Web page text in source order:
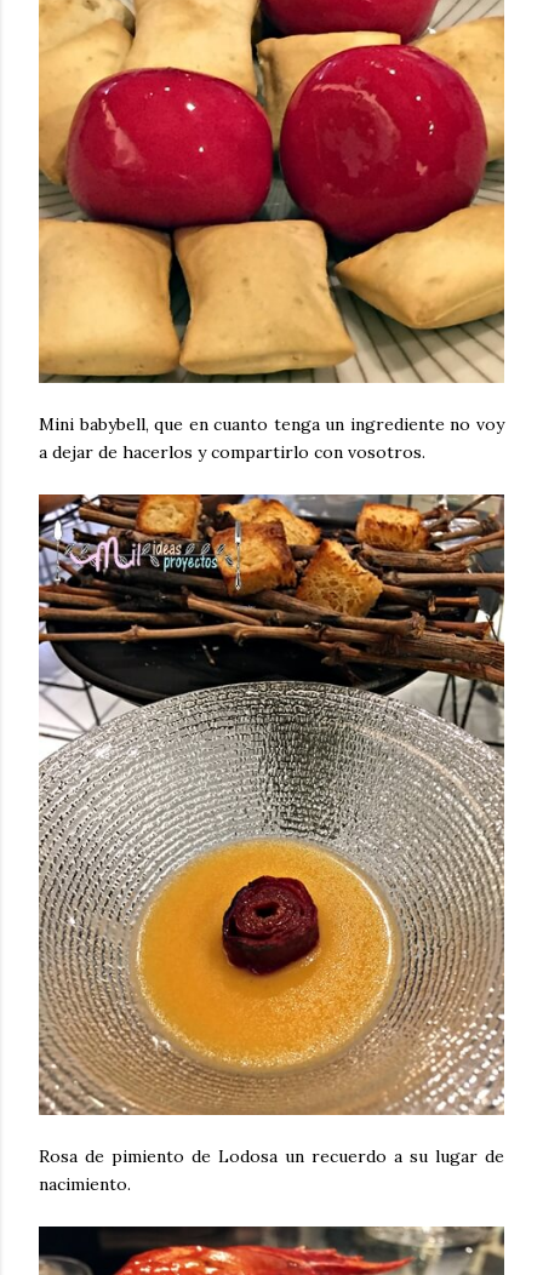
Mini babybell, que en cuanto tenga un ingrediente no voy
a dejar de hacerlos y compartirlo con vosotros.
Rosa de pimiento de Lodosa un recuerdo a su lugar de
nacimiento.